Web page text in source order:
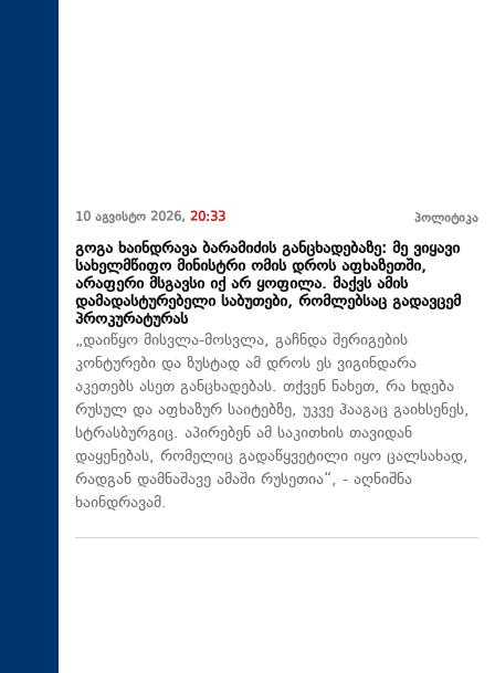
10 აგვისტო 2026, 20:33 პოლიტიკა
გოგა ხაინდრავა ბარამიძის განცხადებაზე: მე ვიყავი
სახელმწიფო მინისტრი ომის დროს აფხაზეთში,
არაფერი მსგავსი იქ არ ყოფილა. მაქვს ამის
დამადასტურებელი საბუთები, რომლებსაც გადავცემ
პროკურატურას
„დაიწყო მისვლა-მოსვლა, გაჩნდა შერიგების
კონტურები და ზუსტად ამ დროს ეს ვიგინდარა
აკეთებს ასეთ განცხადებას. თქვენ ნახეთ, რა ხდება
რუსულ და აფხაზურ საიტებზე, უკვე ჰააგაც გაიხსენეს,
სტრასბურგიც. აპირებენ ამ საკითხის თავიდან
დაყენებას, რომელიც გადაწყვეტილი იყო ცალსახად,
რადგან დამნაშავე ამაში რუსეთია“, - აღნიშნა
ხაინდრავამ.